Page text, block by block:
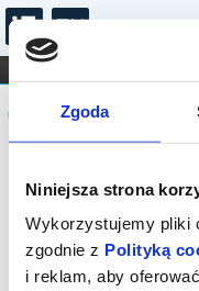
Zgoda
Niniejsza strona
Wykorzystujemy pliki
zgodnie z Polityką
i reklam, aby
FILHARMONIA
DLA DZIECI
Komunikat
Sprzedaż
została